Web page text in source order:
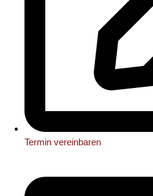
Termin vereinbaren